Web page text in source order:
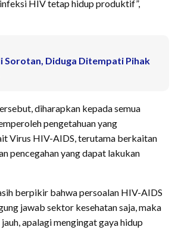
HIV tetap hidup produktif”,
Sorotan, Diduga Ditempati Pihak
diharapkan kepada semua
pengetahuan yang
Virus HIV-AIDS, terutama berkaitan
pencegahan yang dapat lakukan
berpikir bahwa persoalan HIV-AIDS
jawab sektor kesehatan saja, maka
apalagi mengingat gaya hidup